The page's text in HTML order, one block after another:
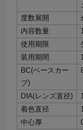
度数展開
内容数量
使用期限
装用期間
BC(ベースカー
ブ)
DIA(レンズ直径)
着色直径
中心厚